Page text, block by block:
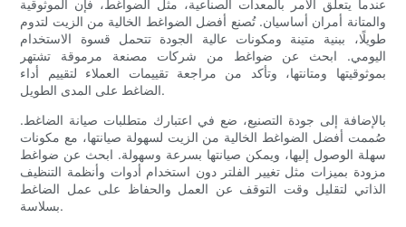
عندما يتعلق الأمر بالمعدات الصناعية، مثل الضواغط، فإن الموثوقية
والمتانة أمران أساسيان. تُصنع أفضل الضواغط الخالية من الزيت لتدوم
طويلًا، ببنية متينة ومكونات عالية الجودة تتحمل قسوة الاستخدام
اليومي. ابحث عن ضواغط من شركات مصنعة مرموقة تشتهر
بموثوقيتها ومتانتها، وتأكد من مراجعة تقييمات العملاء لتقييم أداء
الضاغط على المدى الطويل.
بالإضافة إلى جودة التصنيع، ضع في اعتبارك متطلبات صيانة الضاغط.
صُممت أفضل الضواغط الخالية من الزيت لسهولة صيانتها، مع مكونات
سهلة الوصول إليها، ويمكن صيانتها بسرعة وسهولة. ابحث عن ضواغط
مزودة بميزات مثل تغيير الفلتر دون استخدام أدوات وأنظمة التنظيف
الذاتي لتقليل وقت التوقف عن العمل والحفاظ على عمل الضاغط
بسلاسة.